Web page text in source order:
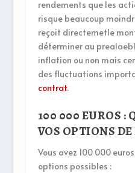
rendements que les
risque beaucoup
reçoit directemetle
déterminer au
inflation ou non mais
des fluctuations
contrat.
100 000 EUROS :
VOS OPTIONS
Vous avez 100 000
options possibles :